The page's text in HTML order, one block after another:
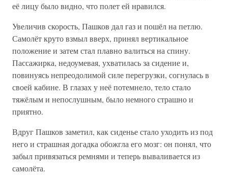
её лицу было видно, что полет ей нравился.
Увеличив скорость, Пашков дал газ и пошёл на петлю.
Самолёт круто взмыл вверх, принял вертикальное
положение и затем стал плавно валиться на спину.
Пассажирка, недоумевая, ухватилась за сидение и,
повинуясь непреодолимой силе перегрузки, согнулась в
своей кабине. В глазах у неё потемнело, тело стало
тяжёлым и непослушным, было немного страшно и
приятно.
Вдруг Пашков заметил, как сиденье стало уходить из под
него и страшная догадка обожгла его мозг: он понял, что
забыл привязаться ремнями и теперь вываливается из
самолёта.